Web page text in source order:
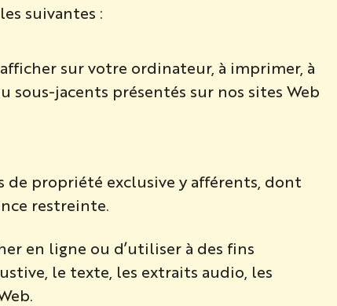
suivantes :
sur votre ordinateur, à imprimer, à
jacents présentés sur nos sites Web
de propriété exclusive y afférents, dont
restreinte.
en ligne ou d’utiliser à des fins
le texte, les extraits audio, les